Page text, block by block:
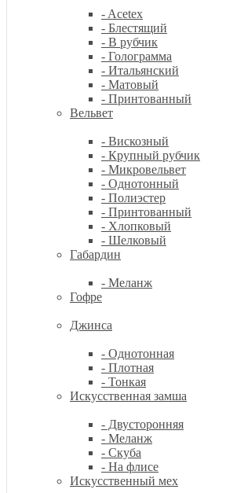
- Acetex
- Блестящий
- В рубчик
- Голограмма
- Итальянский
- Матовый
- Принтованный
Вельвет
- Вискозный
- Крупный рубчик
- Микровельвет
- Однотонный
- Полиэстер
- Принтованный
- Хлопковый
- Шелковый
Габардин
- Меланж
Гофре
Джинса
- Однотонная
- Плотная
- Тонкая
Искусственная замша
- Двусторонняя
- Меланж
- Скуба
- На флисе
Искусственный мех